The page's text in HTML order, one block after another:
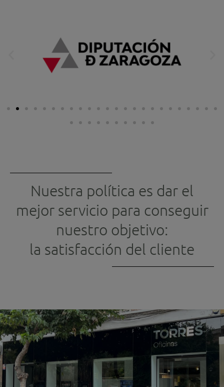
Nuestra política es dar el
mejor servicio para conseguir
nuestro objetivo:
la satisfacción del cliente